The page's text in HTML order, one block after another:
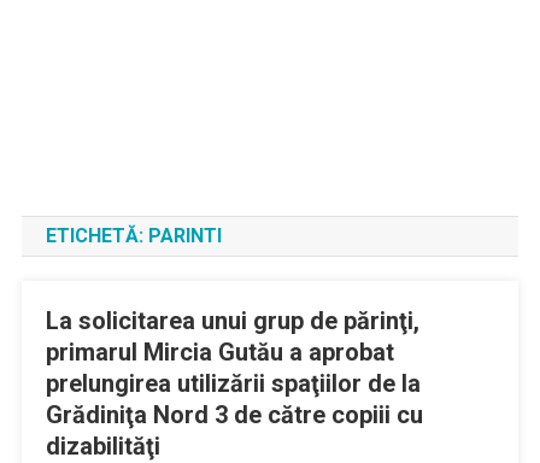
ETICHETĂ: PARINTI
La solicitarea unui grup de părinţi,
primarul Mircia Gutău a aprobat
prelungirea utilizării spaţiilor de la
Grădiniţa Nord 3 de către copiii cu
dizabilităţi